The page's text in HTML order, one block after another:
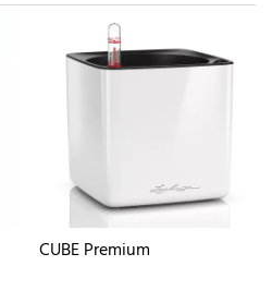
CUBE Premium